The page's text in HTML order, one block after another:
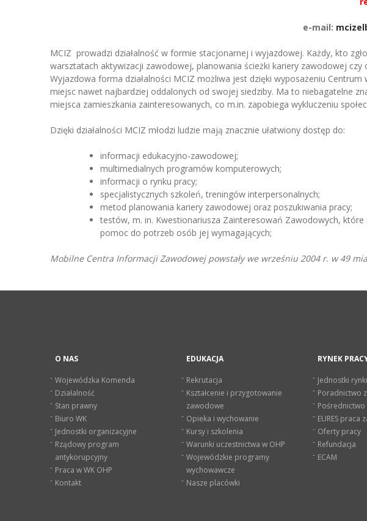
e-mail:
MCIZ prowadzi działalność w formie stacjonarnej i wyjazdowej. Każdy, kto
warsztatach aktywizacji zawodowej, planowania ścieżki kariery zawodowej
Wyjazdowa forma działalności MCIZ możliwa jest dzięki wyposażeniu
miejsc nawet najbardziej oddalonych od swojej siedziby. Ma to niebagatelne
miejsca zamieszkania zainteresowanych, co m.in. zapobiega wykluczeniu
Dzięki działalności MCIZ młodzi ludzie mają znacznie ułatwiony dostęp do:
informacji edukacyjno-zawodowej;
multimedialnych programów komputerowych;
informacji o rynku pracy;
specjalistycznych szkoleń, treningów interpersonalnych;
metod planowania kariery zawodowej oraz poszukiwania pracy;
testów, m. in. Kwestionariusza Zainteresowań Zawodowych,
pomoc do potrzeb osób jej wymagających;
Mobilne Centra Informacji Zawodowej powstały we wrześniu 2004 r. w 49
O NAS
Wojewódzka Komenda
Działalność
Stan prawny
Biuro WK
Jednostki organizacyjne
Rządowy program
antykorupcyjny
Praca w WK OHP
Kontakt
EDUKACJA
Rekrutacja
Kształcenie i przygotowanie
zawodowe
Opieka i wychowanie
Kursy i szkolenia
Warunki uczestnictwa w OHP
Wojewódzkie programy
wychowawcze
Nasze placówki
RYNEK
Jednostki
Poradnictwo
EURES praca
Oferty pracy
Refundacja
ECAM